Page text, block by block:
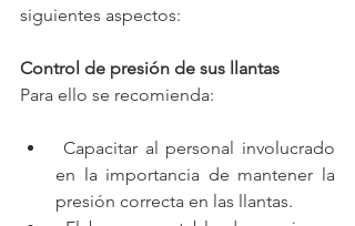
siguientes aspectos:
Control de presión de sus llantas
Para ello se recomienda:
en la importancia de mantener la
presión correcta en las llantas.